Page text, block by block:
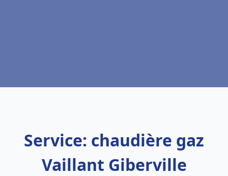
Service: chaudière gaz
Vaillant Giberville